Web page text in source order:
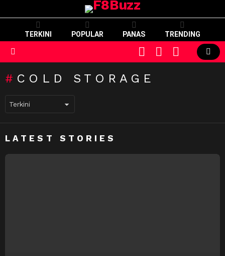
TERKINI POPULAR PANAS TRENDING
SWITCH
SKIN
CART LOGIN
COLD STORAGE
LATEST STORIES